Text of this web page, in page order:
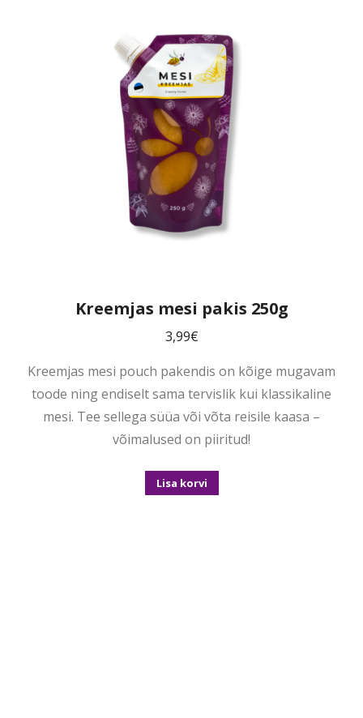
Kreemjas mesi pakis 250g
3,99€
Kreemjas mesi pouch pakendis on kõige mugavam
toode ning endiselt sama tervislik kui klassikaline
mesi. Tee sellega süüa või võta reisile kaasa –
võimalused on piiritud!
Lisa korvi